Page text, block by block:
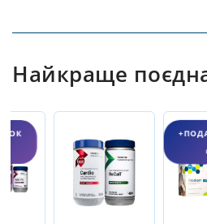
Найкраще